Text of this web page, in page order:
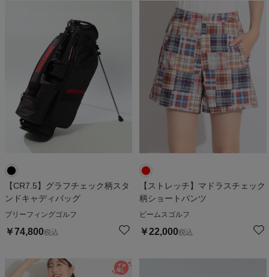
【CR7.5】グラフチェック柄スタ
ンドキャディバッグ
ブリーフィングゴルフ
￥74,800税込
【ストレッチ】マドラスチェック
柄ショートパンツ
ビームスゴルフ
￥22,000税込